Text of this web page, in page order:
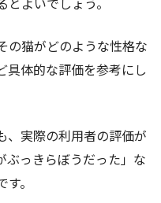
の猫がどのような性格な
具体的な評価を参考にし
、実際の利用者の評価が
ぶっきらぼうだった」な
。